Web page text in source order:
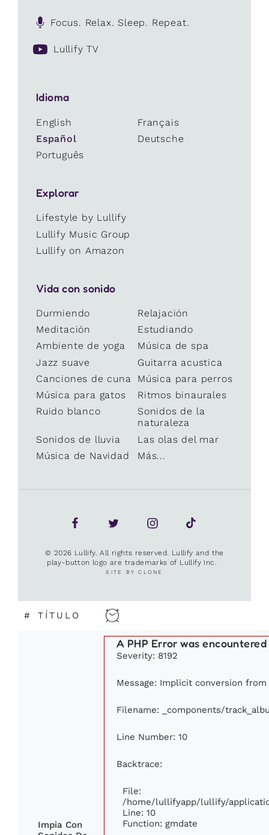
Focus. Relax. Sleep. Repeat.
Lullify TV
Idioma
English
Français
Español
Deutsche
Português
Explorar
Lifestyle by Lullify
Lullify Music Group
Lullify on Amazon
Vida con sonido
Durmiendo
Relajación
Meditación
Estudiando
Ambiente de yoga
Música de spa
Jazz suave
Guitarra acustica
Canciones de cuna
Música para perros
Música para gatos
Ritmos binaurales
Ruido blanco
Sonidos de la
naturaleza
Sonidos de lluvia
Las olas del mar
Música de Navidad
Más...
© 2026 Lullify. All rights reserved. Lullify and the
play-button logo are trademarks of Lullify Inc.
SITE BY CLONE
# TÍTULO
Impia Con
A PHP Error was encountered
Severity: 8192
Message: Implicit conversion
Filename: _components/
Line Number: 10
Backtrace:
File:
/home/lullifyapp/lullify/
Line: 10
Function: gmdate